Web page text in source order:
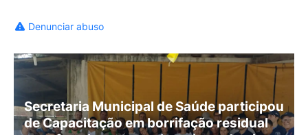
Denunciar abuso
Secretaria Municipal de Saúde participou
de Capacitação em borrifação residual